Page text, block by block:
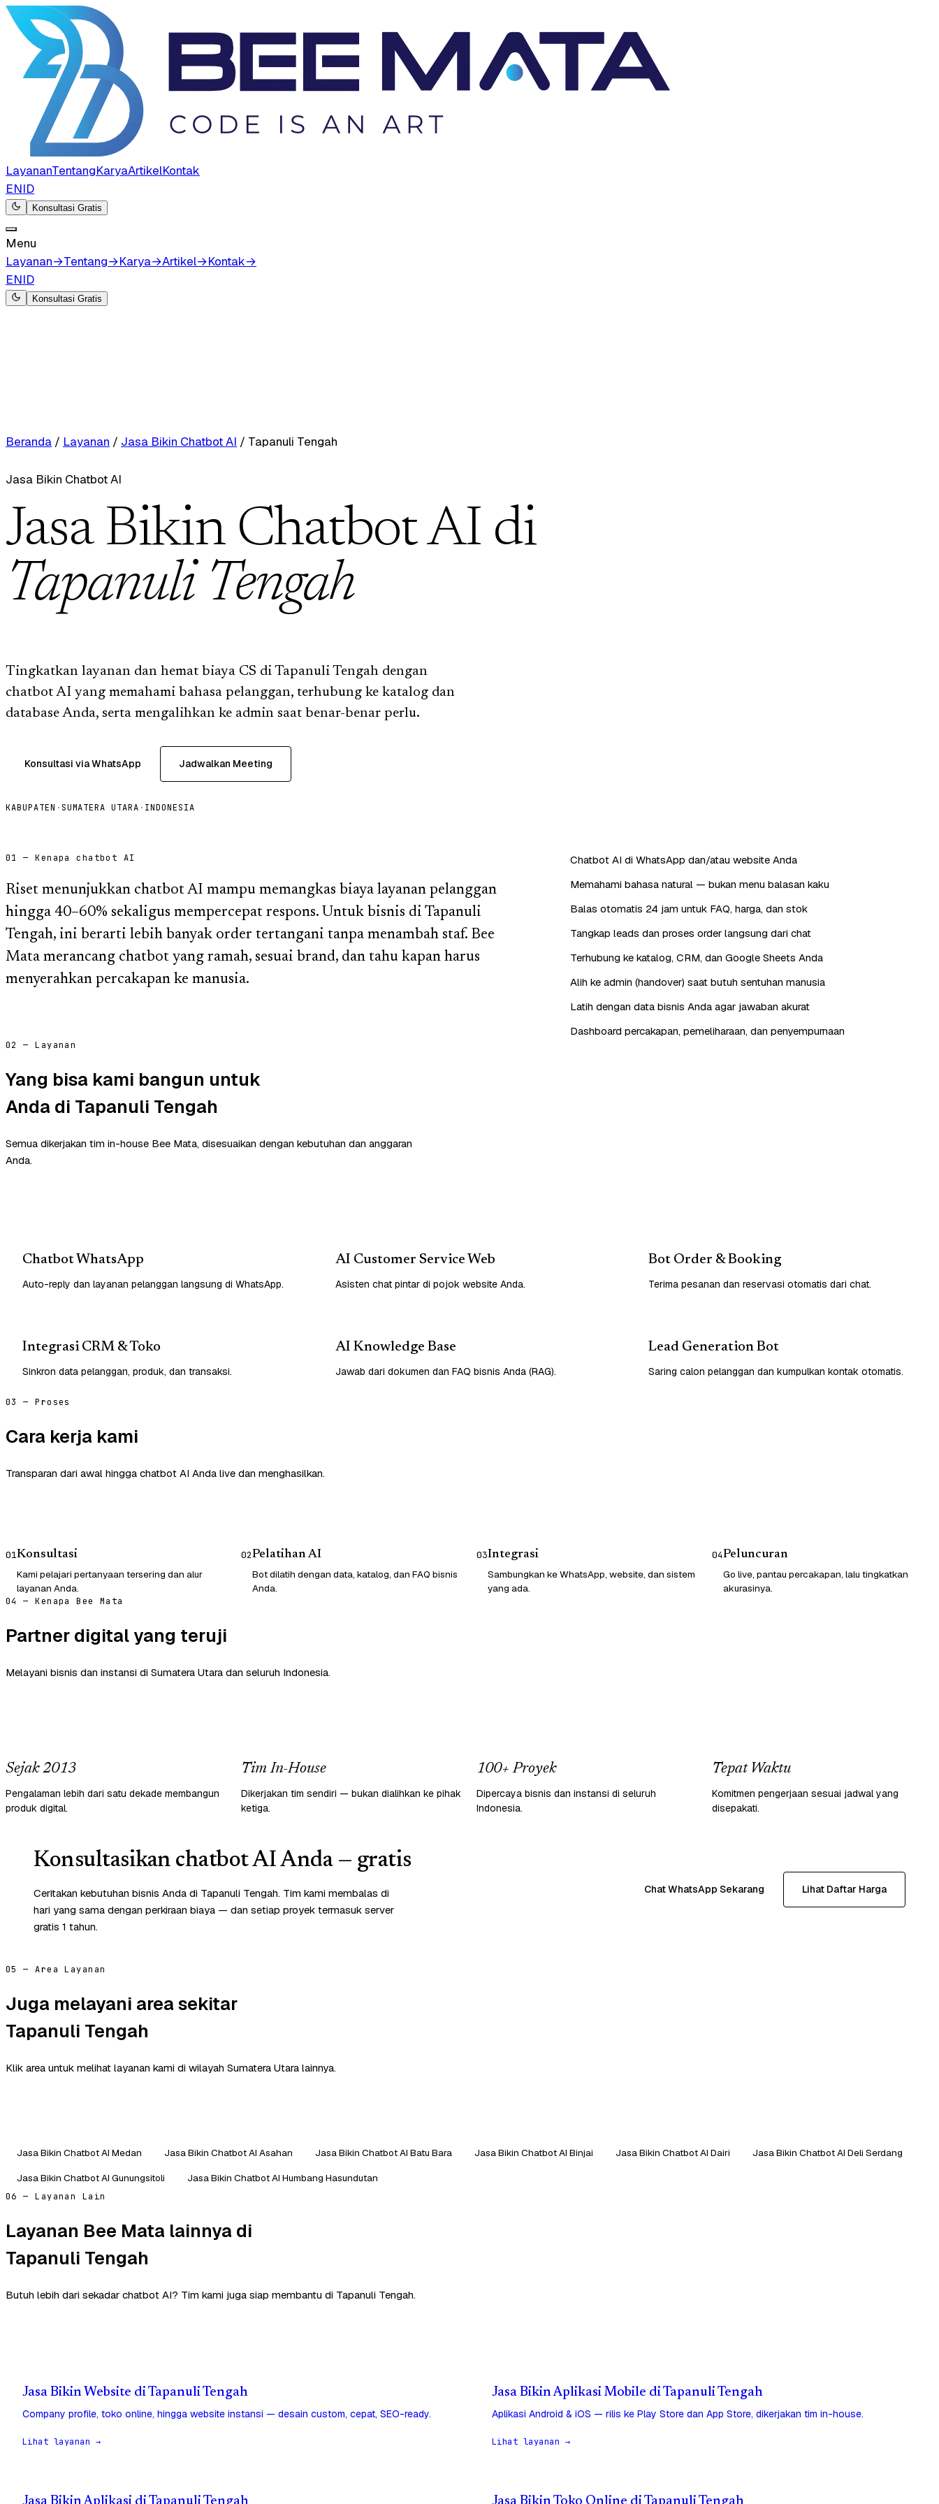
LayananTentangKaryaArtikelKontak
ENID
Konsultasi Gratis
Menu
Layanan→Tentang→Karya→Artikel→Kontak→
ENID
Konsultasi Gratis
Beranda / Layanan / Jasa Bikin Chatbot AI / Tapanuli Tengah
Jasa Bikin Chatbot AI
Jasa Bikin Chatbot AI di
Tapanuli Tengah
Tingkatkan layanan dan hemat biaya CS di Tapanuli Tengah dengan
chatbot AI yang memahami bahasa pelanggan, terhubung ke katalog dan
database Anda, serta mengalihkan ke admin saat benar-benar perlu.
Konsultasi via WhatsApp Jadwalkan Meeting
KABUPATEN · SUMATERA UTARA · INDONESIA
01 — Kenapa chatbot AI
Riset menunjukkan chatbot AI mampu memangkas biaya layanan pelanggan
hingga 40–60% sekaligus mempercepat respons. Untuk bisnis di Tapanuli
Tengah, ini berarti lebih banyak order tertangani tanpa menambah staf. Bee
Mata merancang chatbot yang ramah, sesuai brand, dan tahu kapan harus
menyerahkan percakapan ke manusia.
Chatbot AI di WhatsApp dan/atau website Anda
Memahami bahasa natural — bukan menu balasan kaku
Balas otomatis 24 jam untuk FAQ, harga, dan stok
Tangkap leads dan proses order langsung dari chat
Terhubung ke katalog, CRM, dan Google Sheets Anda
Alih ke admin (handover) saat butuh sentuhan manusia
Latih dengan data bisnis Anda agar jawaban akurat
Dashboard percakapan, pemeliharaan, dan penyempurnaan
02 — Layanan
Yang bisa kami bangun untuk
Anda di Tapanuli Tengah
Semua dikerjakan tim in-house Bee Mata, disesuaikan dengan kebutuhan dan anggaran
Anda.
Chatbot WhatsApp
Auto-reply dan layanan pelanggan langsung di WhatsApp.
AI Customer Service Web
Asisten chat pintar di pojok website Anda.
Bot Order & Booking
Terima pesanan dan reservasi otomatis dari chat.
Integrasi CRM & Toko
Sinkron data pelanggan, produk, dan transaksi.
AI Knowledge Base
Jawab dari dokumen dan FAQ bisnis Anda (RAG).
Lead Generation Bot
Saring calon pelanggan dan kumpulkan kontak otomatis.
03 — Proses
Cara kerja kami
Transparan dari awal hingga chatbot AI Anda live dan menghasilkan.
01Konsultasi
Kami pelajari pertanyaan tersering dan alur
layanan Anda.
02Pelatihan AI
Bot dilatih dengan data, katalog, dan FAQ bisnis
Anda.
03Integrasi
Sambungkan ke WhatsApp, website, dan sistem
yang ada.
04Peluncuran
Go live, pantau percakapan, lalu tingkatkan
akurasinya.
04 — Kenapa Bee Mata
Partner digital yang teruji
Melayani bisnis dan instansi di Sumatera Utara dan seluruh Indonesia.
Sejak 2013
Pengalaman lebih dari satu dekade membangun
produk digital.
Tim In-House
Dikerjakan tim sendiri — bukan dialihkan ke pihak
ketiga.
100+ Proyek
Dipercaya bisnis dan instansi di seluruh
Indonesia.
Tepat Waktu
Komitmen pengerjaan sesuai jadwal yang
disepakati.
Konsultasikan chatbot AI Anda — gratis
Ceritakan kebutuhan bisnis Anda di Tapanuli Tengah. Tim kami membalas di
hari yang sama dengan perkiraan biaya — dan setiap proyek termasuk server
gratis 1 tahun.
Chat WhatsApp Sekarang Lihat Daftar Harga
05 — Area Layanan
Juga melayani area sekitar
Tapanuli Tengah
Klik area untuk melihat layanan kami di wilayah Sumatera Utara lainnya.
Jasa Bikin Chatbot AI Medan Jasa Bikin Chatbot AI Asahan Jasa Bikin Chatbot AI Batu Bara Jasa Bikin Chatbot AI Binjai Jasa Bikin Chatbot AI Dairi
Jasa Bikin Chatbot AI Deli Serdang
Jasa Bikin Chatbot AI Gunungsitoli
Jasa Bikin Chatbot AI Humbang Hasundutan
06 — Layanan Lain
Layanan Bee Mata lainnya di
Tapanuli Tengah
Butuh lebih dari sekadar chatbot AI? Tim kami juga siap membantu di Tapanuli Tengah.
Jasa Bikin Website di Tapanuli Tengah
Company profile, toko online, hingga website instansi — desain custom, cepat, SEO-ready.
Lihat layanan →
Jasa Bikin Aplikasi Mobile di Tapanuli Tengah
Aplikasi Android & iOS — rilis ke Play Store dan App Store, dikerjakan tim in-house.
Lihat layanan →